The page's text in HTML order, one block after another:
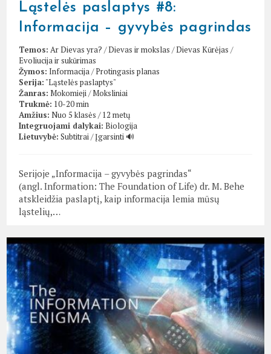
Ląstelės paslaptys #8:
Informacija – gyvybės pagrindas
Temos: Ar Dievas yra? /Dievas ir mokslas /Dievas Kūrėjas /
Evoliucija ir sukūrimas
Žymos: Informacija/Protingasis planas
Serija: "Ląstelės paslaptys"
Žanras: Mokomieji/Moksliniai
Trukmė: 10-20 min
Amžius: Nuo 5 klasės / 12 metų
Integruojami dalykai: Biologija
Lietuvybė: Subtitrai/Įgarsinti 🔊
Serijoje „Informacija – gyvybės pagrindas“
(angl. Information: The Foundation of Life) dr. M. Behe
atskleidžia paslaptį, kaip informacija lemia mūsų
ląstelių,…